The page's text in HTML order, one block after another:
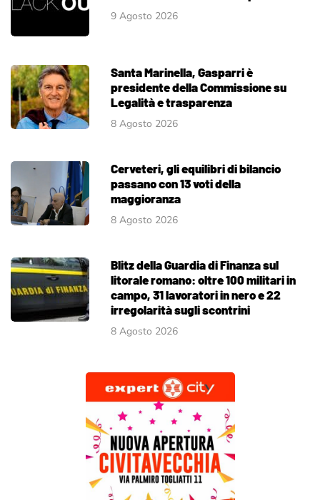
9 Agosto 2026
Santa Marinella, Gasparri è
presidente della Commissione su
Legalità e trasparenza
8 Agosto 2026
Cerveteri, gli equilibri di bilancio
passano con 13 voti della
maggioranza
8 Agosto 2026
Blitz della Guardia di Finanza sul
litorale romano: oltre 100 militari in
campo, 31 lavoratori in nero e 22
irregolarità sugli scontrini
8 Agosto 2026